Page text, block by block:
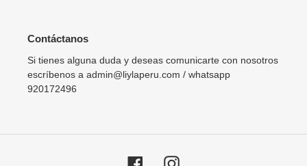
Contáctanos
Si tienes alguna duda y deseas comunicarte con nosotros
escríbenos a admin@liylaperu.com / whatsapp
920172496
FacebookInstagram